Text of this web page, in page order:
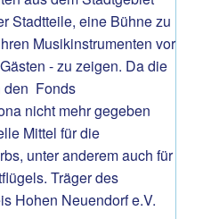
Stadtteile, eine Bühne zu
Musikinstrumenten vor
- zu zeigen. Da die
den Fonds
nicht mehr gegeben
Mittel für die
unter anderem auch für
Träger des
Hohen Neuendorf e.V.